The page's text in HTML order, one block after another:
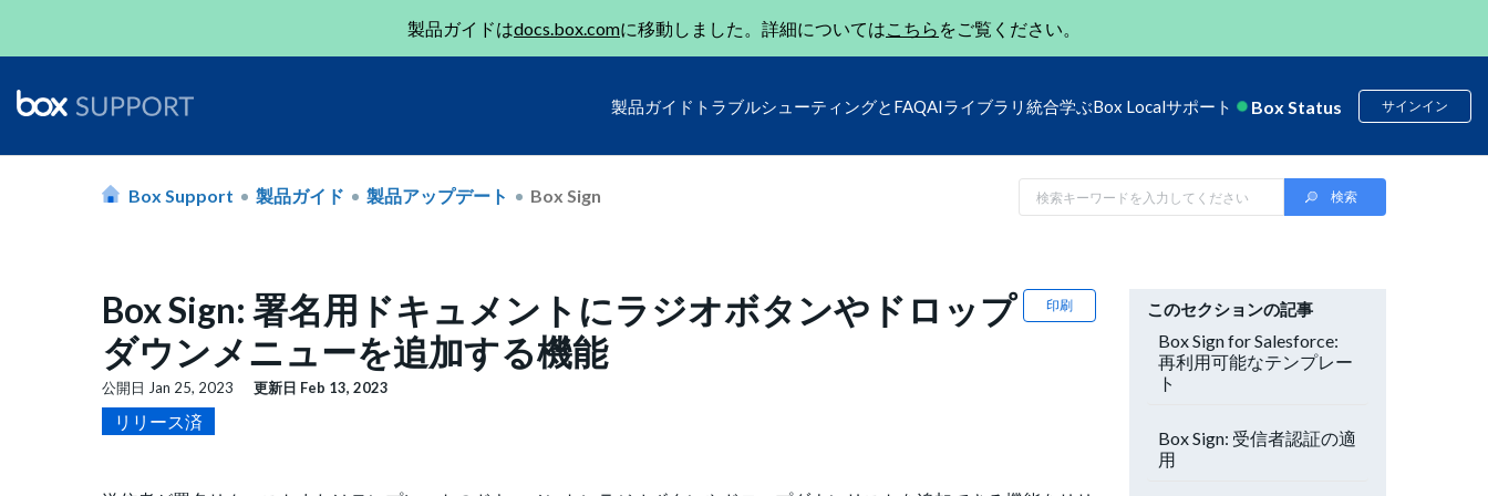
製品ガイドはdocs.box.comに移動しました。詳細についてはこちら をご覧ください。
製品ガイド トラブルシューティングとFAQAIライブラリ 統合学ぶBox Localサポート Box Status サインイン
Box Support 製品ガイド 製品アップデート Box Sign
印刷
Box Sign: 署名用ドキュメントにラジオボタンやドロップ
ダウンメニューを追加する機能
公開日 Jan 25, 2023 更新日 Feb 13, 2023
リリース済
このセクションの記事
Box Sign for Salesforce:
再利用可能なテンプレー
ト
Box Sign: 受信者認証の適
用